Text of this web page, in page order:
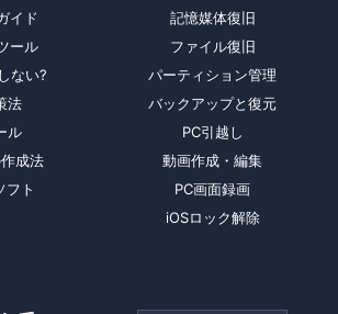
イド
ール
ない?
法
ル
成法
フト
記憶媒体復旧
ファイル復旧
パーティション管理
バックアップと復元
PC引越し
動画作成・編集
PC画面録画
iOSロック解除